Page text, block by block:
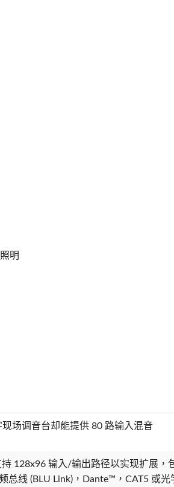
明
场调音台却能提供 80 路输入混音
128x96 输入/输出路径以实现扩展，
总线 (BLU Link)，Dante™，CAT5 或